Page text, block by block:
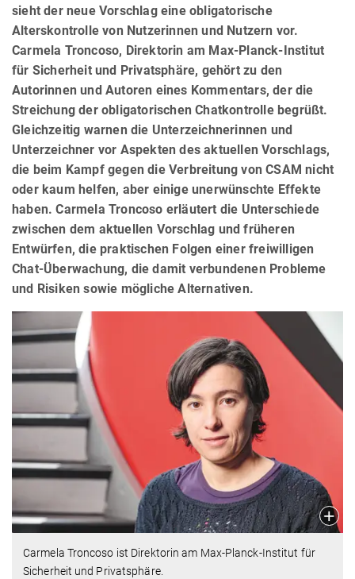
sieht der neue Vorschlag eine obligatorische
Alterskontrolle von Nutzerinnen und Nutzern vor.
Carmela Troncoso, Direktorin am Max-Planck-Institut
für Sicherheit und Privatsphäre, gehört zu den
Autorinnen und Autoren eines Kommentars, der die
Streichung der obligatorischen Chatkontrolle begrüßt.
Gleichzeitig warnen die Unterzeichnerinnen und
Unterzeichner vor Aspekten des aktuellen Vorschlags,
die beim Kampf gegen die Verbreitung von CSAM nicht
oder kaum helfen, aber einige unerwünschte Effekte
haben. Carmela Troncoso erläutert die Unterschiede
zwischen dem aktuellen Vorschlag und früheren
Entwürfen, die praktischen Folgen einer freiwilligen
Chat-Überwachung, die damit verbundenen Probleme
und Risiken sowie mögliche Alternativen.
Carmela Troncoso ist Direktorin am Max-Planck-Institut für
Sicherheit und Privatsphäre.